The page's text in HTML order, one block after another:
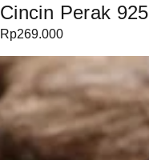
Cincin Perak
Rp269.000